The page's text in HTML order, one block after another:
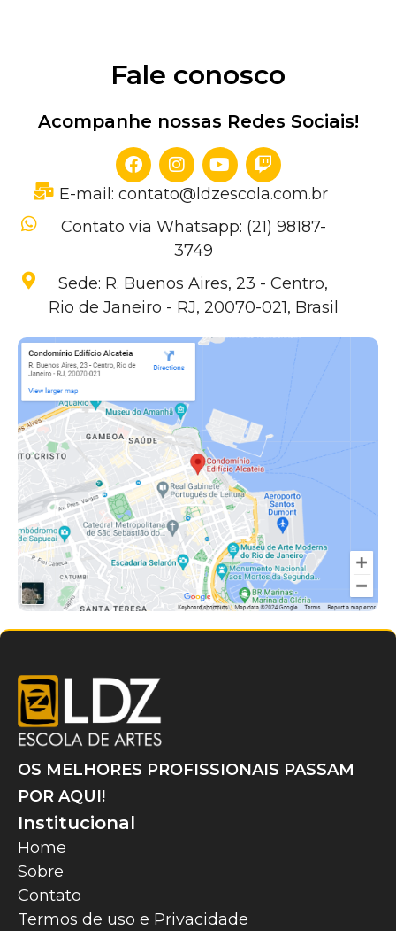
Fale conosco
Acompanhe nossas Redes Sociais!
E-mail: contato@ldzescola.com.br
Contato via Whatsapp: (21) 98187-
3749
Sede: R. Buenos Aires, 23 - Centro,
Rio de Janeiro - RJ, 20070-021, Brasil
OS MELHORES PROFISSIONAIS PASSAM
POR AQUI!
Institucional
Home
Sobre
Contato
Termos de uso e Privacidade